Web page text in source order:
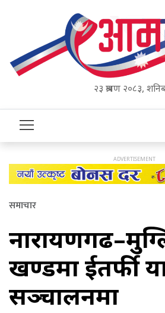
२३ श्रावण २०८३,
समाचार
खण्डमा दुईतर्फी
सञ्चालनमा